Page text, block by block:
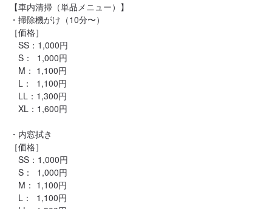
【車内清掃（単品メニュー）】
・掃除機がけ（10分〜）
［価格］
SS：1,000円
S：  1,000円
M： 1,100円
L：  1,100円
LL：1,300円
XL：1,600円
・内窓拭き
［価格］
SS：1,000円
S：  1,000円
M： 1,100円
L：  1,100円